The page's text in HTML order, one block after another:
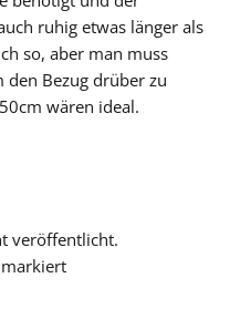
ruhig etwas länger als
so, aber man muss
Bezug drüber zu
wären ideal.
veröffentlicht.
markiert